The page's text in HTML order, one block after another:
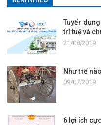
Tuyển
trí tuệ và
21/08/2019
Như thế
09/07/2019
6 lợi ích